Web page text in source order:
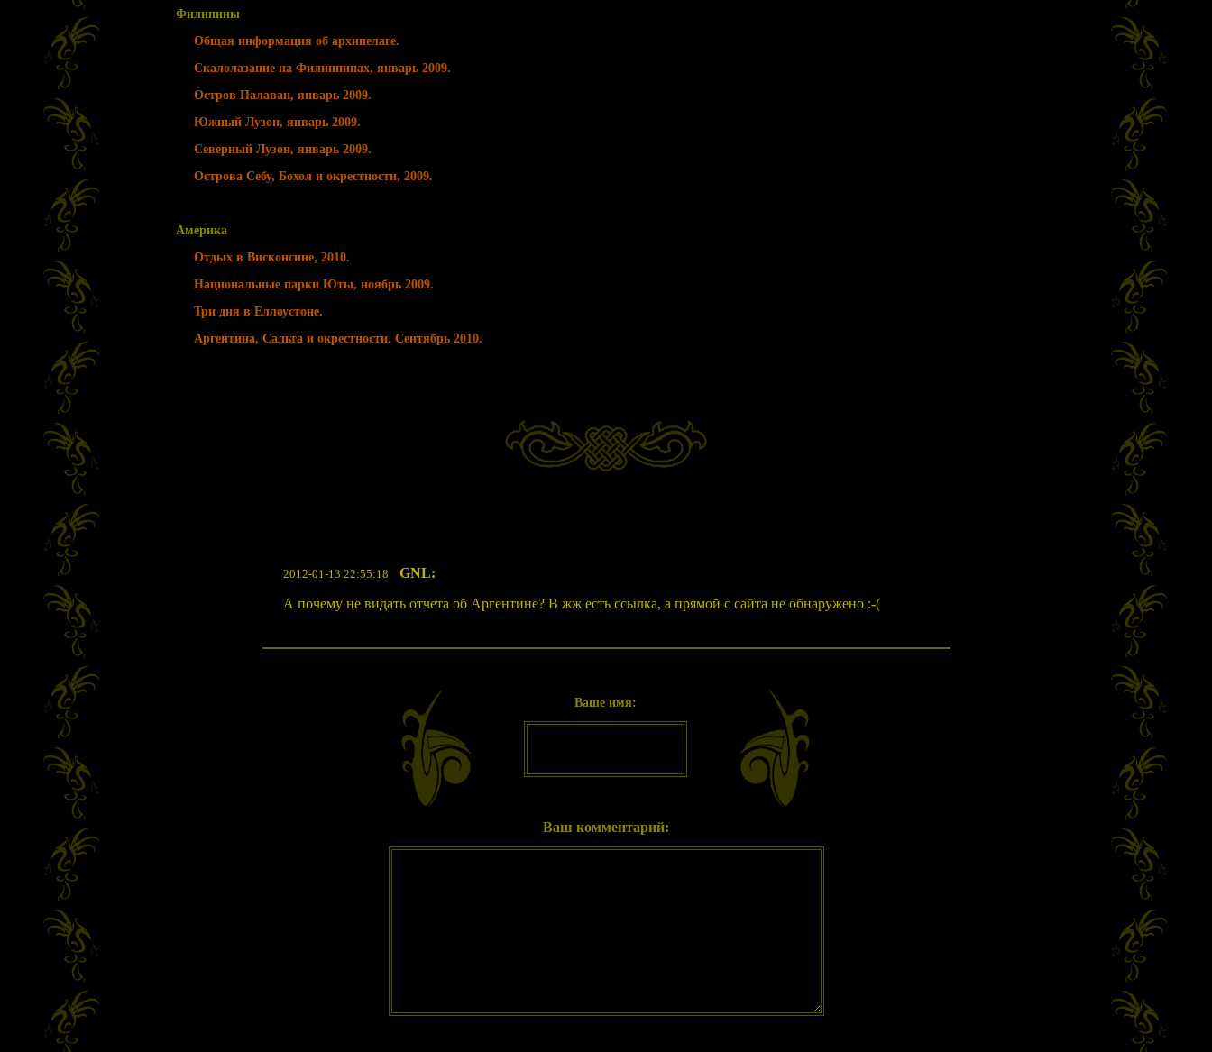
Филипины
Общая информация об архипелаге.
Скалолазание на Филиппинах, январь 2009.
Остров Палаван, январь 2009.
Южный Лузон, январь 2009.
Северный Лузон, январь 2009.
Острова Себу, Бохол и окрестности, 2009.
Америка
Отдых в Висконсине, 2010.
Национальные парки Юты, ноябрь 2009.
Три дня в Еллоустоне.
Аргентина, Сальта и окрестности. Сентябрь 2010.
2012-01-13 22:55:18
GNL:
А почему не видать отчета об Аргентине? В жж есть ссылка, а прямой с сайта не обнаружено :-(
Ваше имя:
Ваш комментарий: